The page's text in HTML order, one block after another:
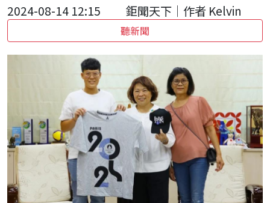
2024-08-14 12:15 鉅聞天下｜作者 Kelvin
聽新聞